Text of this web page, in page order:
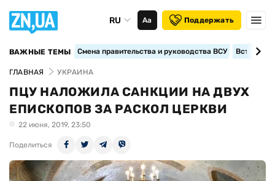
RU Аа Поддержать
ВАЖНЫЕ ТЕМЫ Смена правительства и руководства ВСУ
ГЛАВНАЯ УКРАИНА
ПЦУ НАЛОЖИЛА САНКЦИИ НА ДВУХ
ЕПИСКОПОВ ЗА РАСКОЛ ЦЕРКВИ
22 июня, 2019, 23:50
Поделиться